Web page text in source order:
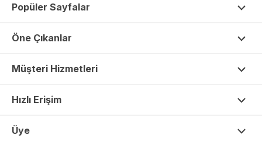
Popüler Sayfalar
Öne Çıkanlar
Müşteri Hizmetleri
Hızlı Erişim
Üye